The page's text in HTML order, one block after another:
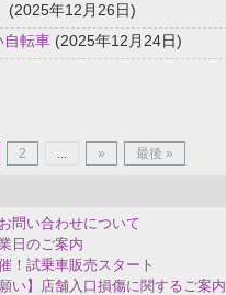
(2025年12月26日)
自転車 (2025年12月24日)
2 ... » 最後 »
問い合わせについて
日のご案内
！試乗車販売スタート
い】店舗入口損傷に関するご案内